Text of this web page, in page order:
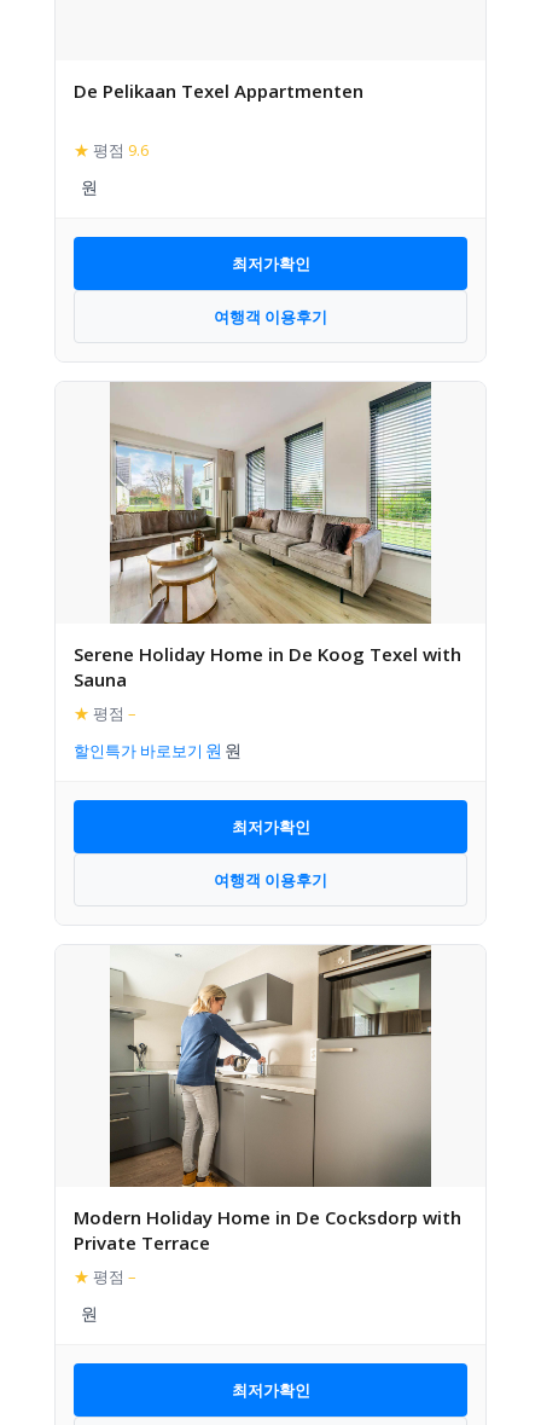
De Pelikaan Texel Appartmenten
★ 평점 9.6
최저가확인
여행객 이용후기
Serene Holiday Home in De Koog Texel with
Sauna
★ 평점 –
할인특가 바로보기
최저가확인
여행객 이용후기
Modern Holiday Home in De Cocksdorp with
Private Terrace
★ 평점 –
최저가확인